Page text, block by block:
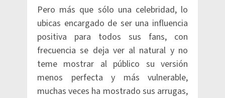
Pero más que sólo una celebridad, lo
ubicas encargado de ser una influencia
positiva para todos sus fans, con
frecuencia se deja ver al natural y no
teme mostrar al público su versión
menos perfecta y más vulnerable,
muchas veces ha mostrado sus arrugas,